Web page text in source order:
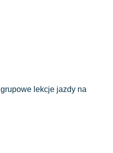
lekcje jazdy na